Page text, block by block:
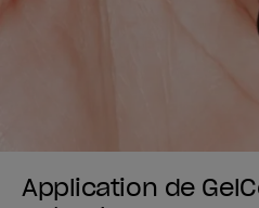
Application de